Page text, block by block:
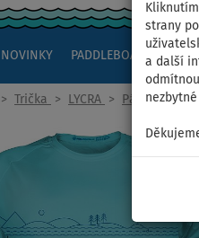
strany
a další
NOVINKY PADDLEBOARDY
> Trička > LYCRA > Pánská